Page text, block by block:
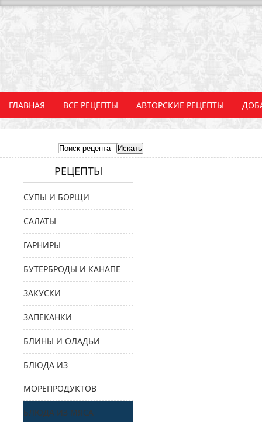
ГЛАВНАЯ ВСЕ РЕЦЕПТЫ АВТОРСКИЕ РЕЦЕПТЫ
РЕЦЕПТЫ
СУПЫ И БОРЩИ
САЛАТЫ
ГАРНИРЫ
БУТЕРБРОДЫ И КАНАПЕ
ЗАКУСКИ
ЗАПЕКАНКИ
БЛИНЫ И ОЛАДЬИ
БЛЮДА ИЗ
МОРЕПРОДУКТОВ
БЛЮДА ИЗ МЯСА